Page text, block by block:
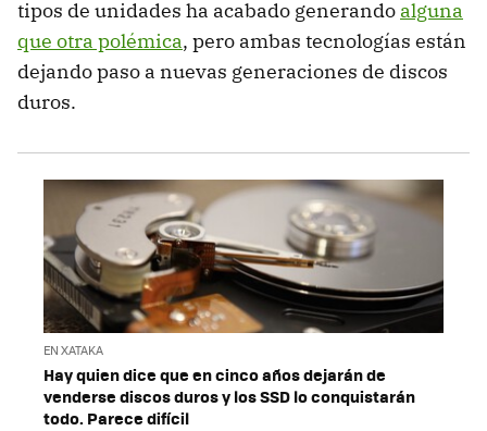
tipos de unidades ha acabado generando alguna
que otra polémica, pero ambas tecnologías están
dejando paso a nuevas generaciones de discos
duros.
EN XATAKA
Hay quien dice que en cinco años dejarán de
venderse discos duros y los SSD lo conquistarán
todo. Parece difícil